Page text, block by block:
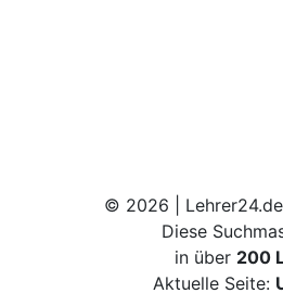
© 2026 |
Diese
in über 200
Aktuelle Seite: